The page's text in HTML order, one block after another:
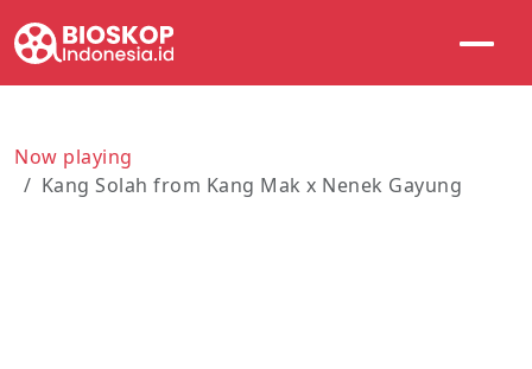
Now playing
Kang Solah from Kang Mak x Nenek Gayung